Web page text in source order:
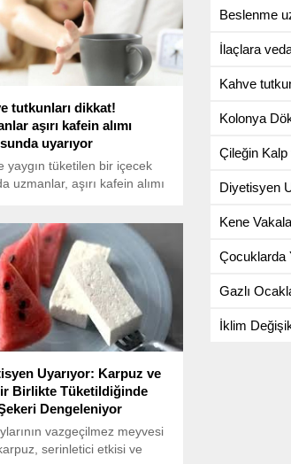
tutkunları dikkat!
aşırı kafein alımı
uyarıyor
yaygın tüketilen bir içecek
uzmanlar, aşırı kafein alımı
tüketimine dikkat çeken
sonucun ölümcül
belirtiyor.
Uyarıyor: Karpuz ve
Birlikte Tüketildiğinde
Dengeleniyor
vazgeçilmez meyvesi
serinletici etkisi ve
Gazlı